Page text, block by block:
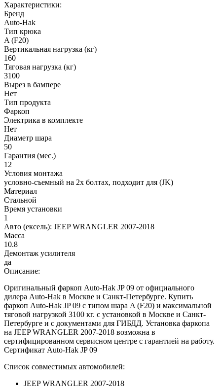
Характеристики:
Бренд
Auto-Hak
Тип крюка
A (F20)
Вертикальная нагрузка (кг)
160
Тяговая нагрузка (кг)
3100
Вырез в бампере
Нет
Тип продукта
Фаркоп
Электрика в комплекте
Нет
Диаметр шара
50
Гарантия (мес.)
12
Условия монтажа
условно-съемный на 2х болтах, подходит для (JK)
Материал
Стальной
Время установки
1
Авто (ексель): JEEP WRANGLER 2007-2018
Масса
10.8
Демонтаж усилителя
да
Описание:
Оригинальный фаркоп Auto-Hak JP 09 от официального
дилера Auto-Hak в Москве и Санкт-Петербурге. Купить
фаркоп Auto-Hak JP 09 с типом шара A (F20) и максимальной
тяговой нагрузкой 3100 кг. с установкой в Москве и Санкт-
Петербурге и с документами для ГИБДД. Установка фаркопа
на JEEP WRANGLER 2007-2018 возможна в
сертифицированном сервисном центре с гарантией на работу.
Сертификат Auto-Hak JP 09
Список совместимых автомобилей:
JEEP WRANGLER 2007-2018